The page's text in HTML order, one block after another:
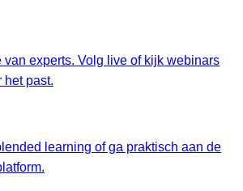
van experts. Volg live of kijk webinars
het past.
learning of ga praktisch aan de